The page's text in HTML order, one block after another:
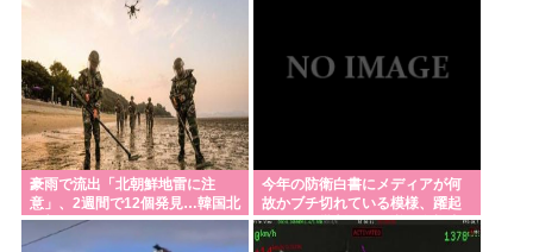
日本人「嫌いな中国がバシー海峡のシーレーンを握
ったら日本を妨害するに違いない、だから台湾支援
だムキー」つまりそういうことでしょ
駐車場について聞きたいんだけど土日祝日入庫後24
時間最大800円って日曜いれて出庫日が平日の場合料
金どうなるの
豪雨で流出「北朝鮮地雷に注
意」、2週間で12個発見…韓国北
西部！
今年の防衛白書にメディアが何
故かブチ切れている模様、躍起
になって批判するも逆に有権者
からは……